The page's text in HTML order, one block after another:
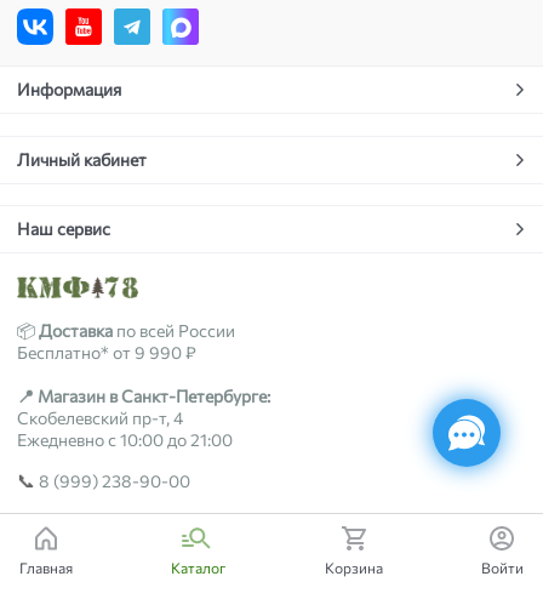
Информация
Личный кабинет
Наш сервис
📦Доставка по всей России
Бесплатно* от 9 990 ₽
📍 Магазин в Санкт-Петербурге:
Скобелевский пр-т, 4
Ежедневно с 10:00 до 21:00
📞 8 (999) 238-90-00
2018-2026 © kmf78.ru
Главная Каталог Корзина Войти